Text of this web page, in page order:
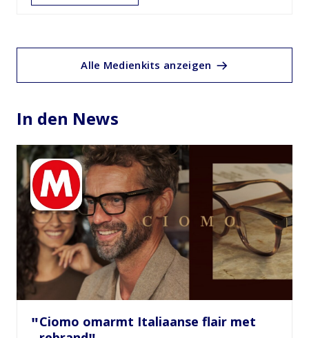
Alle Medienkits anzeigen
In den News
Ciomo omarmt Italiaanse flair met